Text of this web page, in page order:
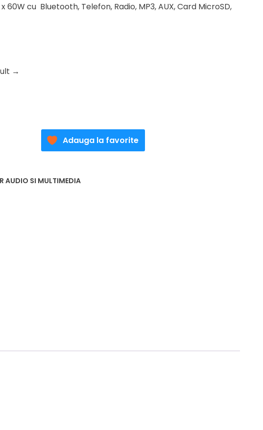
este:
60W cu Bluetooth, Telefon, Radio, MP3, AUX, Card MicroSD,
→
Adauga la favorite
AUDIO SI MULTIMEDIA